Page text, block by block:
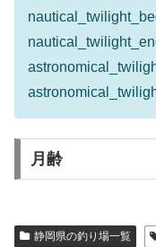
月齢
静岡県の釣り場一覧